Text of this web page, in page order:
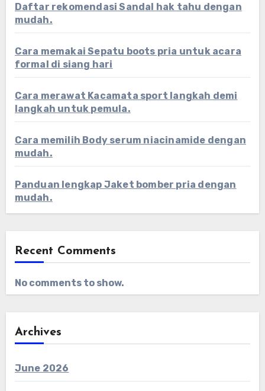
Daftar rekomendasi Sandal hak tahu dengan
mudah.
Cara memakai Sepatu boots pria untuk acara
formal di siang hari
Cara merawat Kacamata sport langkah demi
langkah untuk pemula.
Cara memilih Body serum niacinamide dengan
mudah.
Panduan lengkap Jaket bomber pria dengan
mudah.
Recent Comments
No comments to show.
Archives
June 2026